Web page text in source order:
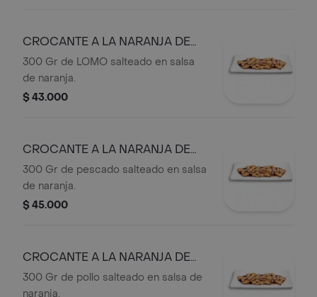
CROCANTE A LA NARANJA DE
LOMO
300 Gr de LOMO salteado en salsa
de naranja.
$ 43.000
CROCANTE A LA NARANJA DE
PESCADO
300 Gr de pescado salteado en salsa
de naranja.
$ 45.000
CROCANTE A LA NARANJA DE
POLLO
300 Gr de pollo salteado en salsa de
naranja.